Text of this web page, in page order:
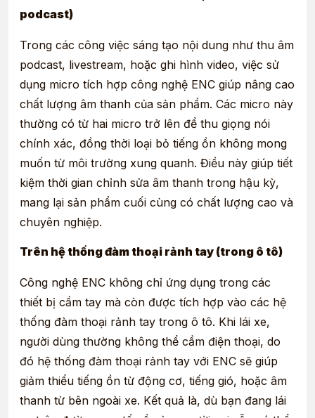
podcast)
Trong các công việc sáng tạo nội dung như thu âm
podcast, livestream, hoặc ghi hình video, việc sử
dụng micro tích hợp công nghệ ENC giúp nâng cao
chất lượng âm thanh của sản phẩm. Các micro này
thường có từ hai micro trở lên để thu giọng nói
chính xác, đồng thời loại bỏ tiếng ồn không mong
muốn từ môi trường xung quanh. Điều này giúp tiết
kiệm thời gian chỉnh sửa âm thanh trong hậu kỳ,
mang lại sản phẩm cuối cùng có chất lượng cao và
chuyên nghiệp.
Trên hệ thống đàm thoại rảnh tay (trong ô tô)
Công nghệ ENC không chỉ ứng dụng trong các
thiết bị cầm tay mà còn được tích hợp vào các hệ
thống đàm thoại rảnh tay trong ô tô. Khi lái xe,
người dùng thường không thể cầm điện thoại, do
đó hệ thống đàm thoại rảnh tay với ENC sẽ giúp
giảm thiểu tiếng ồn từ động cơ, tiếng gió, hoặc âm
thanh từ bên ngoài xe. Kết quả là, dù bạn đang lái